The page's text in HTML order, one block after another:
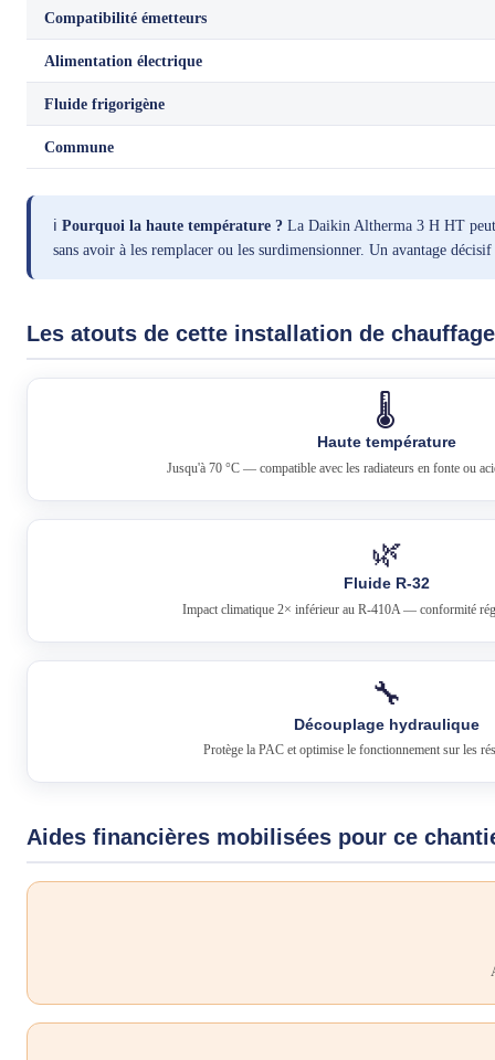
Compatibilité émetteurs
Alimentation électrique
Fluide frigorigène
Commune
ℹ️ Pourquoi la haute température ? La Daikin Altherma 3 H HT peut
sans avoir à les remplacer ou les surdimensionner. Un avantage
Les atouts de cette installation de chauffage
🌡️
Haute température
Jusqu'à 70 °C — compatible avec les radiateurs en fonte ou
🌿
Fluide R-32
Impact climatique 2× inférieur au R-410A — conformité
🔧
Découplage hydraulique
Protège la PAC et optimise le fonctionnement sur les
Aides financières mobilisées pour ce